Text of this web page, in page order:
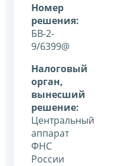
Номер
решения:
БВ-2-
9/6399@
Налоговый
орган,
вынесший
решение:
Центральный
аппарат
ФНС
России